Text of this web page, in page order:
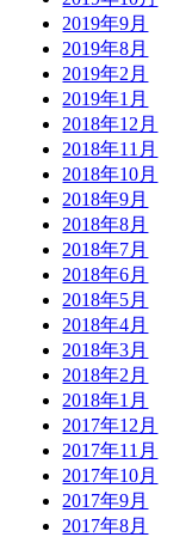
2019年9月
2019年8月
2019年2月
2019年1月
2018年12月
2018年11月
2018年10月
2018年9月
2018年8月
2018年7月
2018年6月
2018年5月
2018年4月
2018年3月
2018年2月
2018年1月
2017年12月
2017年11月
2017年10月
2017年9月
2017年8月